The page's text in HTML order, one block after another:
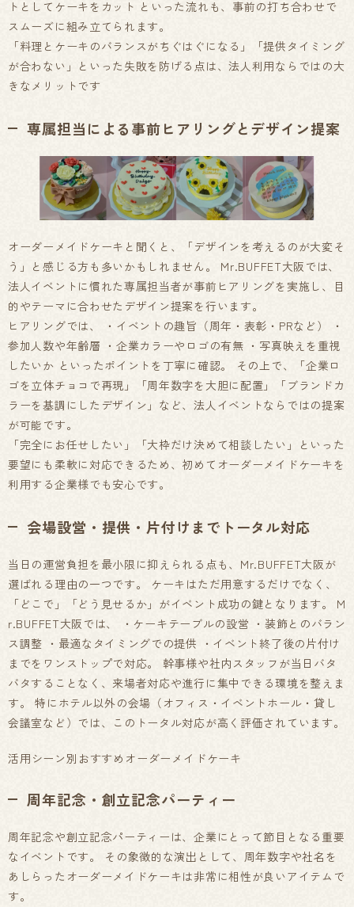
トとしてケーキをカット といった流れも、事前の打ち合わせで
スムーズに組み立てられます。
「料理とケーキのバランスがちぐはぐになる」「提供タイミング
が合わない」といった失敗を防げる点は、法人利用ならではの大
きなメリットです
専属担当による事前ヒアリングとデザイン提案
オーダーメイドケーキと聞くと、「デザインを考えるのが大変そ
う」と感じる方も多いかもしれません。 Mr.BUFFET大阪では、
法人イベントに慣れた専属担当者が事前ヒアリングを実施し、目
的やテーマに合わせたデザイン提案を行います。
ヒアリングでは、 ・イベントの趣旨（周年・表彰・PRなど） ・
参加人数や年齢層 ・企業カラーやロゴの有無 ・写真映えを重視
したいか といったポイントを丁寧に確認。 その上で、「企業ロ
ゴを立体チョコで再現」「周年数字を大胆に配置」「ブランドカ
ラーを基調にしたデザイン」など、法人イベントならではの提案
が可能です。
「完全にお任せしたい」「大枠だけ決めて相談したい」といった
要望にも柔軟に対応できるため、初めてオーダーメイドケーキを
利用する企業様でも安心です。
会場設営・提供・片付けまでトータル対応
当日の運営負担を最小限に抑えられる点も、Mr.BUFFET大阪が
選ばれる理由の一つです。 ケーキはただ用意するだけでなく、
「どこで」「どう見せるか」がイベント成功の鍵となります。 M
r.BUFFET大阪では、 ・ケーキテーブルの設営 ・装飾とのバラン
ス調整 ・最適なタイミングでの提供 ・イベント終了後の片付け
までをワンストップで対応。 幹事様や社内スタッフが当日バタ
バタすることなく、来場者対応や進行に集中できる環境を整えま
す。 特にホテル以外の会場（オフィス・イベントホール・貸し
会議室など）では、このトータル対応が高く評価されています。
活用シーン別おすすめオーダーメイドケーキ
周年記念・創立記念パーティー
周年記念や創立記念パーティーは、企業にとって節目となる重要
なイベントです。 その象徴的な演出として、周年数字や社名を
あしらったオーダーメイドケーキは非常に相性が良いアイテムで
す。